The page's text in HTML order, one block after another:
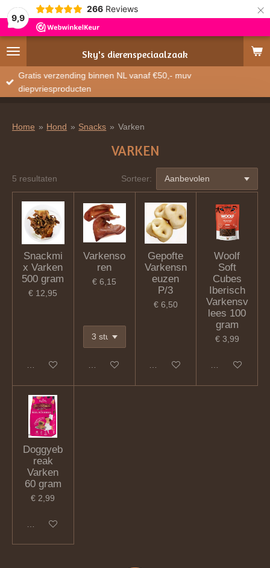
9,9
266 Reviews ×
Sky's dierenspeciaalzaak
Gratis verzending binnen NL vanaf €50,- muv
diepvriesproducten
Home » Hond » Snacks » Varken
VARKEN
5 resultaten Sorteer:
Snackmi
x Varken
500 gram
€ 12,95
In winkelwagen
Varkenso
ren
€ 6,15
In winkelwagen
Gepofte
Varkensn
euzen
P/3
€ 6,50
In winkelwagen
Woolf
Soft
Cubes
Iberisch
Varkensv
lees 100
gram
€ 3,99
In winkelwagen
Doggyeb
reak
Varken
60 gram
€ 2,99
In winkelwagen